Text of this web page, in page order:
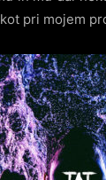
pri mojem